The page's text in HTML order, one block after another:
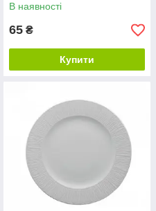
В наявності
65 ₴
Купити